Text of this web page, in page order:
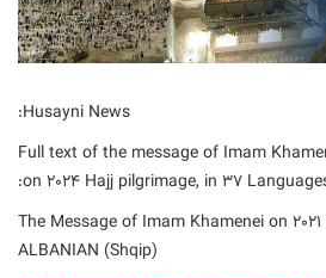
Husayni News:
Full text of the message of Imam
on 2024 Hajj pilgrimage, in 37
– The Message of Imam Khamenei on
ALBANIAN (Shqip)